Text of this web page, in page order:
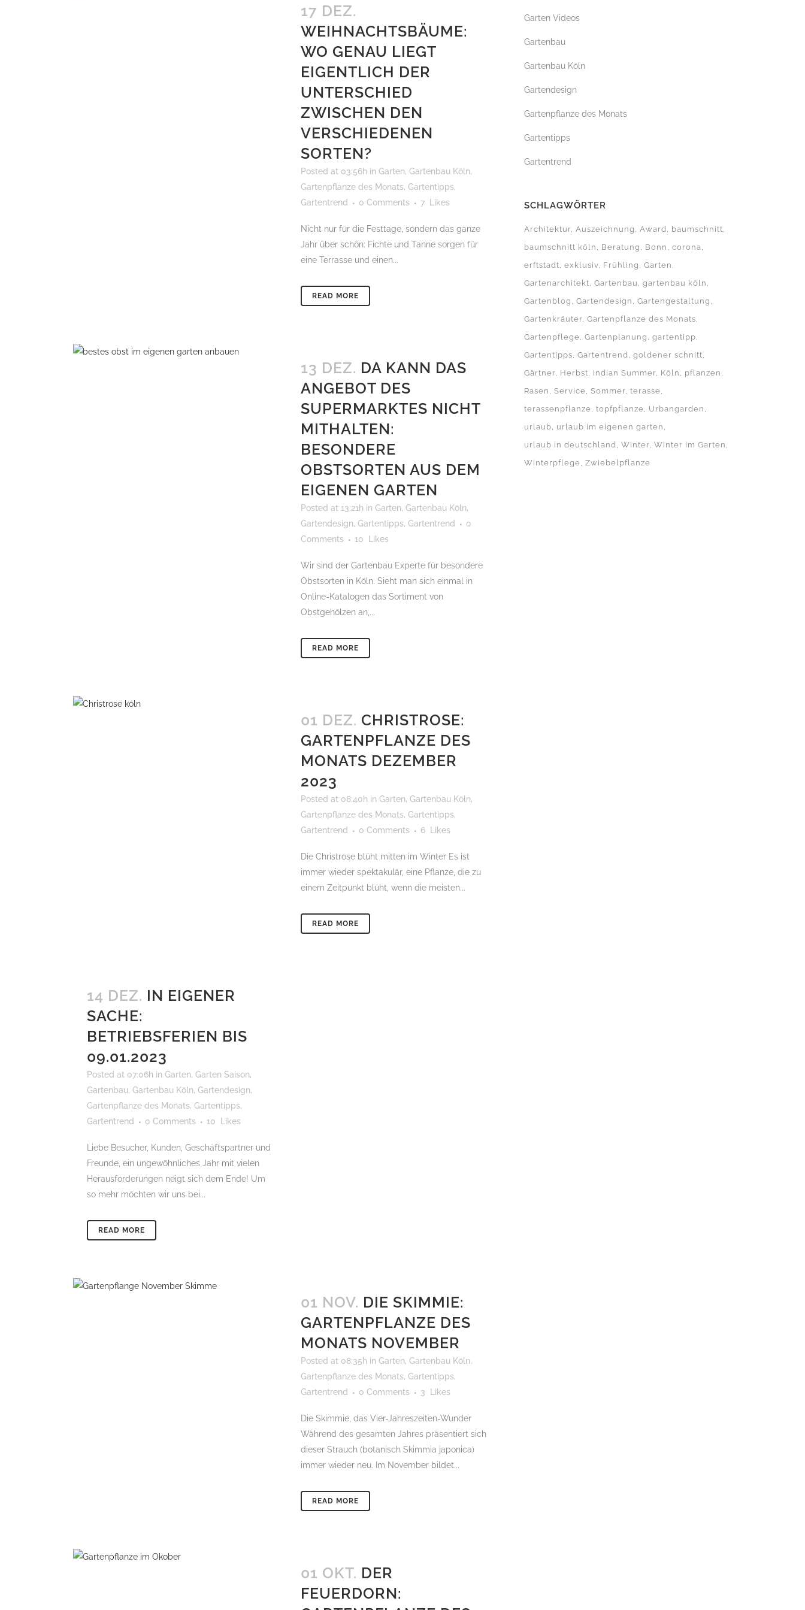
GARTENBEWÄSSERUNG
MÄHROBOTER SERVICE
17 DEZ.
WEIHNACHTSBÄUME:
WO GENAU LIEGT
EIGENTLICH DER
UNTERSCHIED
ZWISCHEN DEN
VERSCHIEDENEN
SORTEN?
Posted at 03:56h in Garten, Gartenbau Köln,
Gartenpflanze des Monats, Gartentipps,
Gartentrend
0 Comments 7 Likes
Nicht nur für die Festtage, sondern das ganze
Jahr über schön: Fichte und Tanne sorgen für
eine Terrasse und einen...
READ MORE
13 DEZ. DA KANN DAS
ANGEBOT DES
SUPERMARKTES NICHT
MITHALTEN:
BESONDERE
OBSTSORTEN AUS DEM
EIGENEN GARTEN
Posted at 13:21h in Garten, Gartenbau Köln,
Gartendesign, Gartentipps, Gartentrend
0
Comments
10 Likes
Wir sind der Gartenbau Experte für besondere
Obstsorten in Köln. Sieht man sich einmal in
Online-Katalogen das Sortiment von
Obstgehölzen an,...
READ MORE
01 DEZ. CHRISTROSE:
GARTENPFLANZE DES
MONATS DEZEMBER
2023
Posted at 08:40h in Garten, Gartenbau Köln,
Gartenpflanze des Monats, Gartentipps,
Gartentrend
0 Comments 6 Likes
Die Christrose blüht mitten im Winter Es ist
immer wieder spektakulär, eine Pflanze, die zu
einem Zeitpunkt blüht, wenn die meisten...
READ MORE
14 DEZ. IN EIGENER
SACHE:
BETRIEBSFERIEN BIS
09.01.2023
Posted at 07:06h in Garten, Garten Saison,
Gartenbau, Gartenbau Köln, Gartendesign,
Gartenpflanze des Monats, Gartentipps,
Gartentrend
0 Comments 10 Likes
Liebe Besucher, Kunden, Geschäftspartner und
Freunde, ein ungewöhnliches Jahr mit vielen
Herausforderungen neigt sich dem Ende! Um
so mehr möchten wir uns bei...
READ MORE
01 NOV. DIE SKIMMIE:
GARTENPFLANZE DES
MONATS NOVEMBER
Posted at 08:35h in Garten, Gartenbau Köln,
Gartenpflanze des Monats, Gartentipps,
Gartentrend
0 Comments 3 Likes
Die Skimmie, das Vier-Jahreszeiten-Wunder
Während des gesamten Jahres präsentiert sich
dieser Strauch (botanisch Skimmia japonica)
immer wieder neu. Im November bildet...
READ MORE
01 OKT. DER
FEUERDORN:
Garten Videos
Gartenbau
Gartenbau Köln
Gartendesign
Gartenpflanze des Monats
Gartentipps
Gartentrend
SCHLAGWÖRTER
Architektur Auszeichnung Award
baumschnitt
baumschnitt köln
Beratung Bonn
corona
erftstadt
exklusiv Frühling
Garten
Gartenarchitekt
Gartenbau
gartenbau köln
Gartenblog
Gartendesign
Gartengestaltung
Gartenkräuter Gartenpflanze des Monats
Gartenpflege
Gartenplanung
gartentipp
Gartentipps
Gartentrend
goldener schnitt
Gärtner Herbst Indian Summer Köln
pflanzen
Rasen
Service Sommer terasse
terassenpflanze
topfpflanze
Urbangarden
urlaub
urlaub im eigenen garten
urlaub in deutschland
Winter Winter im Garten
Winterpflege
Zwiebelpflanze